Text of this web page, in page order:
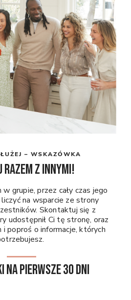
– WSKAZÓWKA
razem z innymi!
w grupie, przez cały czas jego
na wsparcie ze strony
Skontaktuj się z
udostępnił Ci tę stronę, oraz
i poproś o informacje, których
na pierwsze 30 dni